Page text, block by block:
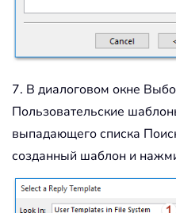
7. В диалоговом окне
Пользовательские
выпадающего списка
созданный шаблон и